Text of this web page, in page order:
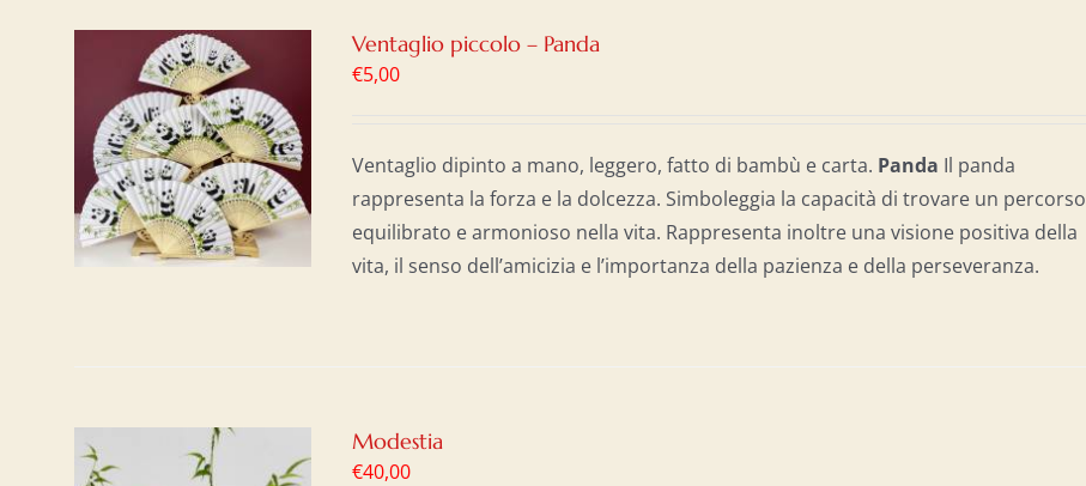
Ventaglio piccolo – Panda
€5,00
Ventaglio dipinto a mano, leggero, fatto di bambù e carta. Panda Il panda
rappresenta la forza e la dolcezza. Simboleggia la capacità di trovare un percorso
equilibrato e armonioso nella vita. Rappresenta inoltre una visione positiva della
vita, il senso dell’amicizia e l’importanza della pazienza e della perseveranza.
Modestia
€40,00